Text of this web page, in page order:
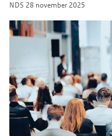
NDS 28 november 2025